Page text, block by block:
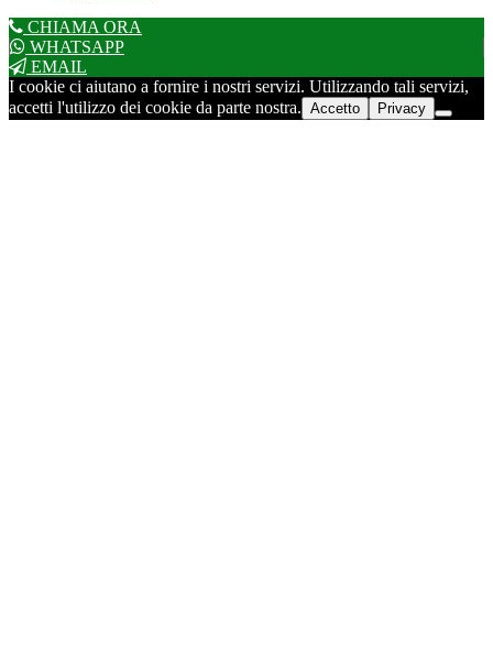
CHIAMA ORA
WHATSAPP
EMAIL
I cookie ci aiutano a fornire i nostri servizi. Utilizzando tali servizi,
accetti l'utilizzo dei cookie da parte nostra. Accetto Privacy